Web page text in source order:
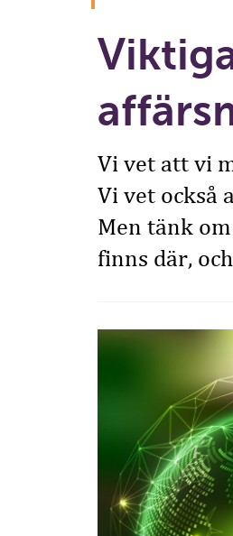
Vi vet att vi
Vi vet också
Men tänk
finns där,